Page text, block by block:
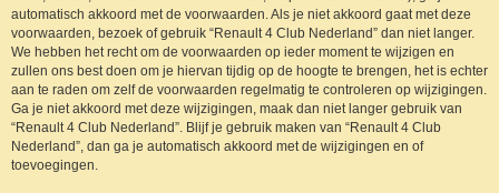
automatisch akkoord met de voorwaarden. Als je niet akkoord gaat met deze
voorwaarden, bezoek of gebruik “Renault 4 Club Nederland” dan niet langer.
We hebben het recht om de voorwaarden op ieder moment te wijzigen en
zullen ons best doen om je hiervan tijdig op de hoogte te brengen, het is echter
aan te raden om zelf de voorwaarden regelmatig te controleren op wijzigingen.
Ga je niet akkoord met deze wijzigingen, maak dan niet langer gebruik van
“Renault 4 Club Nederland”. Blijf je gebruik maken van “Renault 4 Club
Nederland”, dan ga je automatisch akkoord met de wijzigingen en of
toevoegingen.